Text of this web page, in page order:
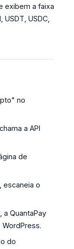
exibem a faixa
USDC,
no
a API
de
escaneia o
a QuantaPay
do